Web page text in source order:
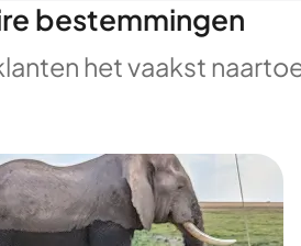
bestemmingen
het vaakst